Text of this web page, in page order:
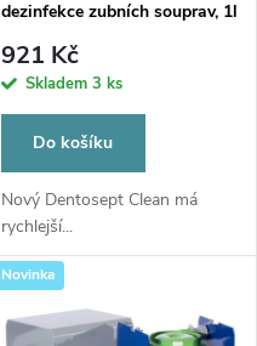
dezinfekce zubních souprav, 1l
921 Kč
Skladem 3 ks
Do košíku
Nový Dentosept Clean má
rychlejší...
Novinka